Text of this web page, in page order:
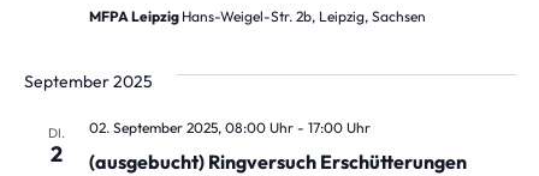
MFPA Leipzig Hans-Weigel-Str. 2b, Leipzig, Sachsen
September 2025
DI.
2 (ausgebucht) Ringversuch Erschütterungen
02. September 2025, 08:00 Uhr- 17:00 Uhr